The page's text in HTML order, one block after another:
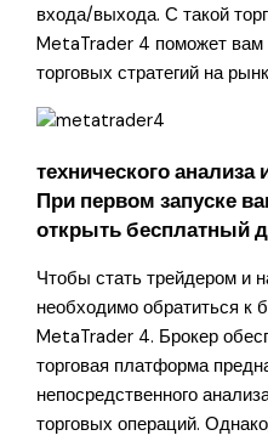
входа/выхода. С такой
MetaTrader 4 поможет вам
торговых стратегий на
технического
При первом запуске
открыть бесплатный
Чтобы стать трейдером и
необходимо обратиться к
MetaTrader 4. Брокер
торговая платформа
непосредственного
торговых операций.